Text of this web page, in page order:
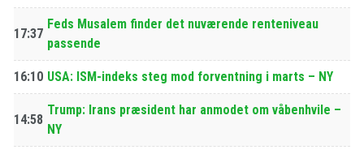
17:37
Feds Musalem finder det nuværende renteniveau
passende
16:10 USA: ISM-indeks steg mod forventning i marts – NY
14:58
Trump: Irans præsident har anmodet om våbenhvile –
NY